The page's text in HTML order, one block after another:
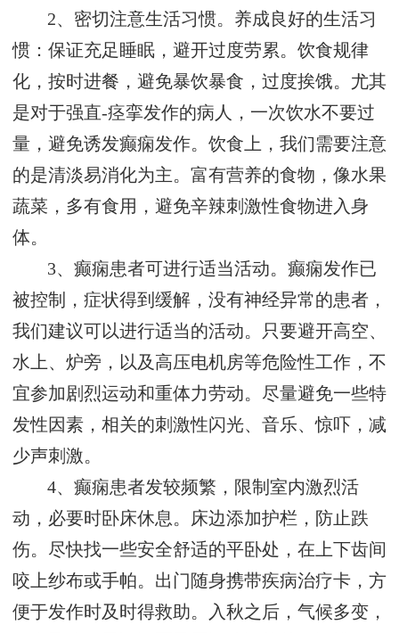
2、密切注意生活习惯。养成良好的生活习
惯：保证充足睡眠，避开过度劳累。饮食规律
化，按时进餐，避免暴饮暴食，过度挨饿。尤其
是对于强直-痉挛发作的病人，一次饮水不要过
量，避免诱发癫痫发作。饮食上，我们需要注意
的是清淡易消化为主。富有营养的食物，像水果
蔬菜，多有食用，避免辛辣刺激性食物进入身
体。
3、癫痫患者可进行适当活动。癫痫发作已
被控制，症状得到缓解，没有神经异常的患者，
我们建议可以进行适当的活动。只要避开高空、
水上、炉旁，以及高压电机房等危险性工作，不
宜参加剧烈运动和重体力劳动。尽量避免一些特
发性因素，相关的刺激性闪光、音乐、惊吓，减
少声刺激。
4、癫痫患者发较频繁，限制室内激烈活
动，必要时卧床休息。床边添加护栏，防止跌
伤。尽快找一些安全舒适的平卧处，在上下齿间
咬上纱布或手帕。出门随身携带疾病治疗卡，方
便于发作时及时得救助。入秋之后，气候多变，